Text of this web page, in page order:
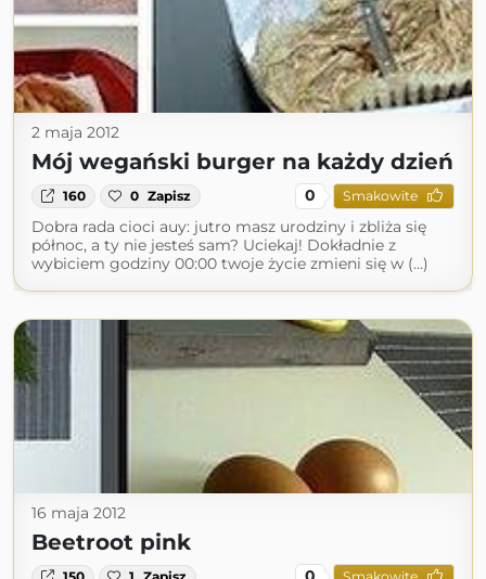
2 maja 2012
Mój wegański burger na każdy dzień
160 0 Zapisz 0 Smakowite
Dobra rada cioci auy: jutro masz urodziny i zbliża się
północ, a ty nie jesteś sam? Uciekaj! Dokładnie z
wybiciem godziny 00:00 twoje życie zmieni się w (...)
16 maja 2012
Beetroot pink